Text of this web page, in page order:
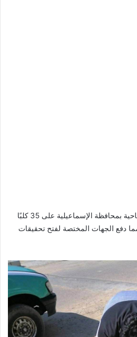
عُثر في إحدى القرى السياحية بمحافظة الإسماعيلية على 35 كلبًا
دفع الجهات المختصة لفتح تحقيقات